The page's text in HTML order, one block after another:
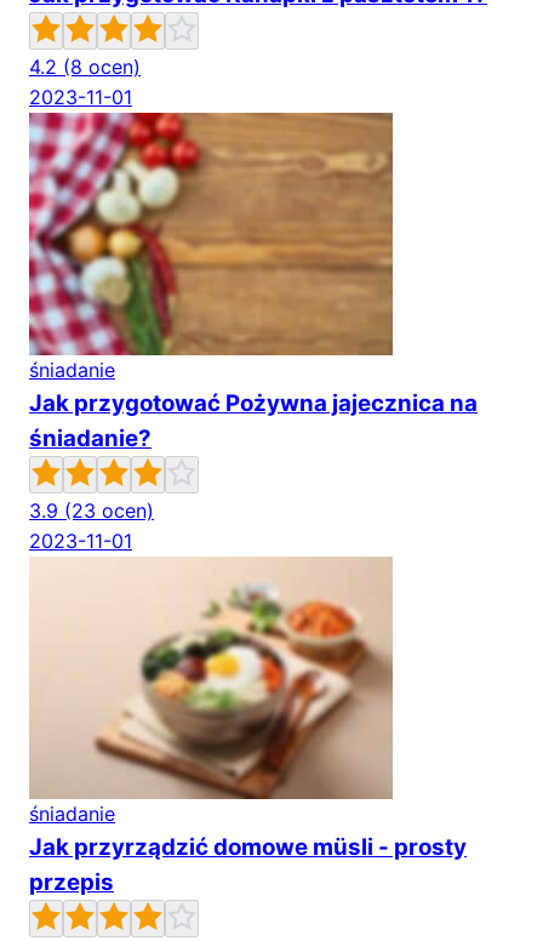
4.2 (8 ocen)
2023-11-01
śniadanie
Jak przygotować Pożywna jajecznica na
śniadanie?
3.9 (23 ocen)
2023-11-01
śniadanie
Jak przyrządzić domowe müsli - prosty
przepis